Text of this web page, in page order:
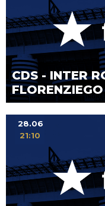
CDS - INTER
28.06
21:10